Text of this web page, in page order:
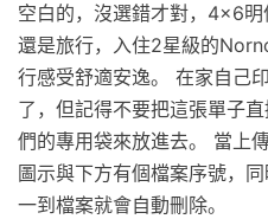
空白的，沒選錯才對，4×6
還是旅行，入住2星級的
行感受舒適安逸。 在家自己
了，但記得不要把這張單子
們的專用袋來放進去。 當上
圖示與下方有個檔案序號，
一到檔案就會自動刪除。